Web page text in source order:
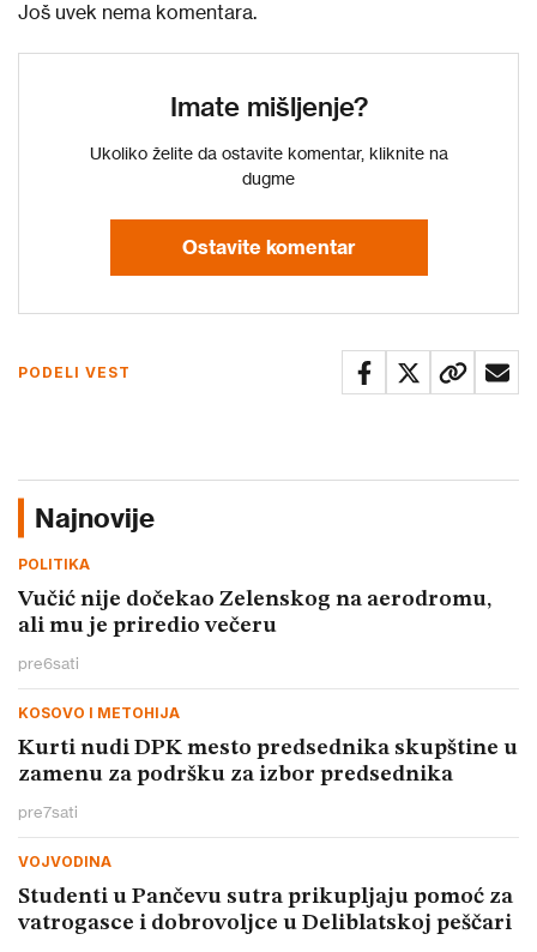
Još uvek nema komentara.
Imate mišljenje?
Ukoliko želite da ostavite komentar, kliknite na
dugme
Ostavite komentar
PODELI VEST
Najnovije
POLITIKA
Vučić nije dočekao Zelenskog na aerodromu,
ali mu je priredio večeru
pre6sati
KOSOVO I METOHIJA
Kurti nudi DPK mesto predsednika skupštine u
zamenu za podršku za izbor predsednika
pre7sati
VOJVODINA
Studenti u Pančevu sutra prikupljaju pomoć za
vatrogasce i dobrovoljce u Deliblatskoj peščari